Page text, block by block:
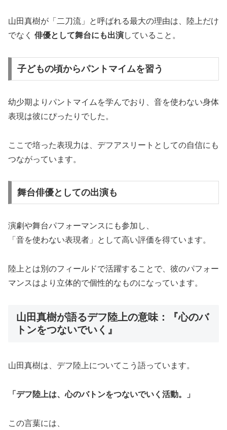
山田真樹が「二刀流」と呼ばれる最大の理由は、陸上だけ
でなく 俳優として舞台にも出演していること。
子どもの頃からパントマイムを習う
幼少期よりパントマイムを学んでおり、音を使わない身体
表現は彼にぴったりでした。
ここで培った表現力は、デフアスリートとしての自信にも
つながっています。
舞台俳優としての出演も
演劇や舞台パフォーマンスにも参加し、
「音を使わない表現者」として高い評価を得ています。
陸上とは別のフィールドで活躍することで、彼のパフォー
マンスはより立体的で個性的なものになっています。
山田真樹が語るデフ陸上の意味：『心のバ
トンをつないでいく』
山田真樹は、デフ陸上についてこう語っています。
「デフ陸上は、心のバトンをつないでいく活動。」
この言葉には、